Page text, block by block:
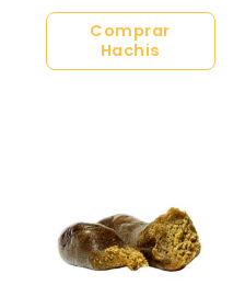
Comprar
Hachis